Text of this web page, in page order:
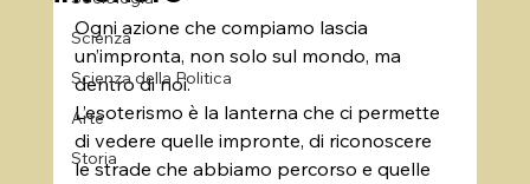
Scienza
Scienza della Politica
Arte
Storia
Ogni azione che compiamo lascia
un’impronta, non solo sul mondo, ma
dentro di noi.
L’esoterismo è la lanterna che ci permette
di vedere quelle impronte, di riconoscere
le strade che abbiamo percorso e quelle